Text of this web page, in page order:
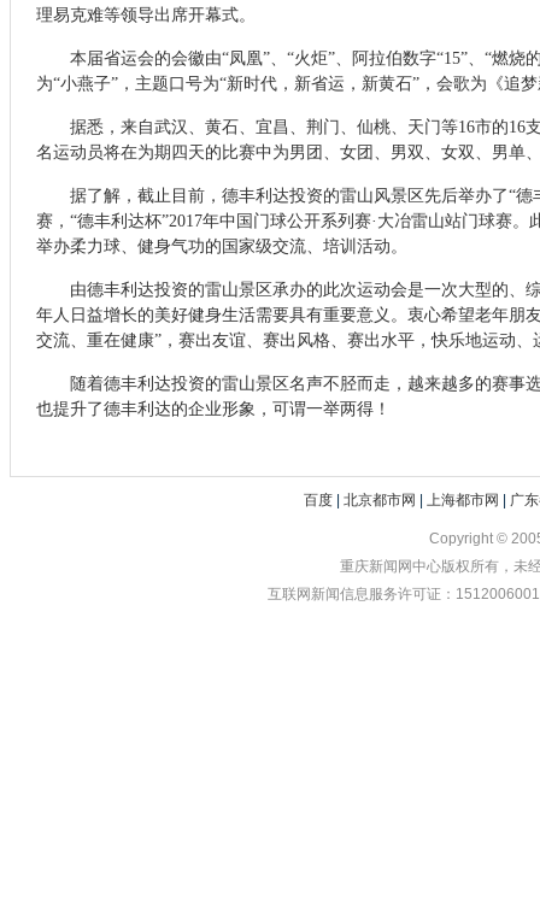
理易克难等领导出席开幕式。
本届省运会的会徽由“凤凰”、“火炬”、阿拉伯数字“15”、“燃烧
为“小燕子”，主题口号为“新时代，新省运，新黄石”，会歌为《追
据悉，来自武汉、黄石、宜昌、荆门、仙桃、天门等16市的16
名运动员将在为期四天的比赛中为男团、女团、男双、女双、男单
据了解，截止目前，德丰利达投资的雷山风景区先后举办了“德
赛，“德丰利达杯”2017年中国门球公开系列赛·大冶雷山站门球赛。
举办柔力球、健身气功的国家级交流、培训活动。
由德丰利达投资的雷山景区承办的此次运动会是一次大型的、
年人日益增长的美好健身生活需要具有重要意义。衷心希望老年朋
交流、重在健康”，赛出友谊、赛出风格、赛出水平，快乐地运动、
随着德丰利达投资的雷山景区名声不胫而走，越来越多的赛事
也提升了德丰利达的企业形象，可谓一举两得！
百度| 北京都市网 上海都市网 广
Copyright ©
重庆新闻网中心版权所有，未
互联网新闻信息服务许可证：